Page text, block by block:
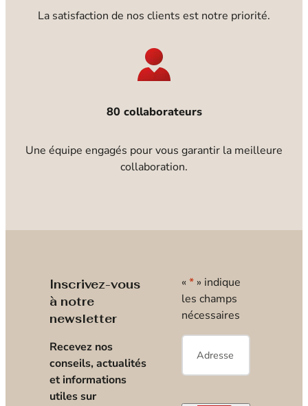
La satisfaction de nos clients est notre priorité.
80 collaborateurs
Une équipe engagés pour vous garantir la meilleure
collaboration.
Inscrivez-vous
à notre
newsletter
Recevez nos
conseils, actualités
et informations
utiles sur
« * » indique
les champs
nécessaires
E-
mail*